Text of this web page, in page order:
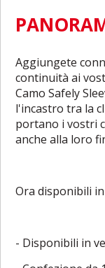
Aggiungete
continuità ai
Camo Safely
l'incastro tra la
portano i vostri
anche alla loro
Ora disponibili
- Disponibili in